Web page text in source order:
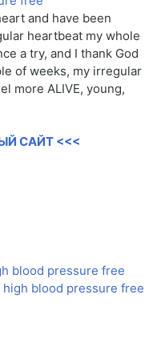
and have been
heartbeat my whole
a try, and I thank God
of weeks, my irregular
more ALIVE, young,
САЙТ <<<
blood pressure free
blood pressure free